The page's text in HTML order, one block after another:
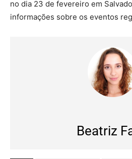
no dia 23 de fevereiro em
informações sobre os eventos
Beatriz